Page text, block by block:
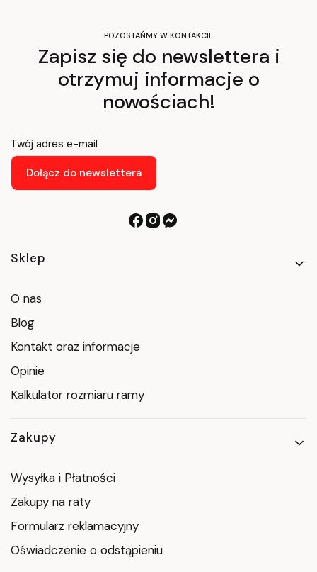
POZOSTAŃMY W KONTAKCIE
Zapisz się do newslettera i
otrzymuj informacje o
nowościach!
Twój adres e-mail
Dołącz do newslettera
Linki w stopce
Sklep
O nas
Blog
Kontakt oraz informacje
Opinie
Kalkulator rozmiaru ramy
Zakupy
Wysyłka i Płatności
Zakupy na raty
Formularz reklamacyjny
Oświadczenie o odstąpieniu